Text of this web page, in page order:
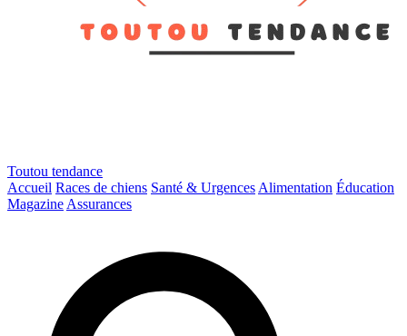
Toutou tendance
Accueil Races de chiens Santé & Urgences Alimentation Éducation
Magazine Assurances